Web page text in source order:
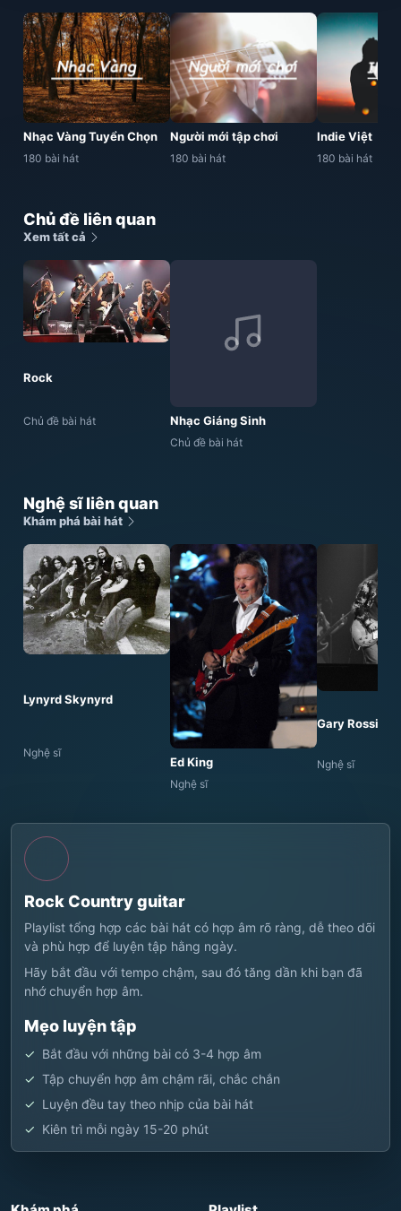
Nhạc Vàng Tuyển Chọn
180 bài hát
Người mới tập chơi
180 bài hát
Indie Việt
180 bài hát
Chủ đề liên quan
Xem tất cả
Rock
Chủ đề bài hát Nhạc Giáng Sinh
Chủ đề bài hát
Nghệ sĩ liên quan
Khám phá bài hát
Lynyrd Skynyrd
Nghệ sĩ
Ed King
Nghệ sĩ
Gary
Nghệ sĩ
Rock Country guitar
Playlist tổng hợp các bài hát có hợp âm rõ ràng, dễ theo dõi
và phù hợp để luyện tập hằng ngày.
Hãy bắt đầu với tempo chậm, sau đó tăng dần khi bạn đã
nhớ chuyển hợp âm.
Mẹo luyện tập
Bắt đầu với những bài có 3-4 hợp âm
Tập chuyển hợp âm chậm rãi, chắc chắn
Luyện đều tay theo nhịp của bài hát
Kiên trì mỗi ngày 15-20 phút